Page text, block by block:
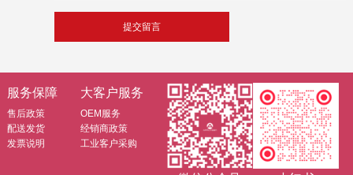
服务保障
售后政策
配送发货
发票说明
大客户服务
OEM服务
经销商政策
工业客户采购